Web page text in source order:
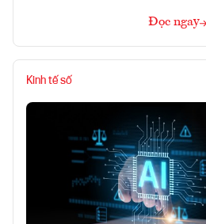
Đọc ngay
Kinh tế số